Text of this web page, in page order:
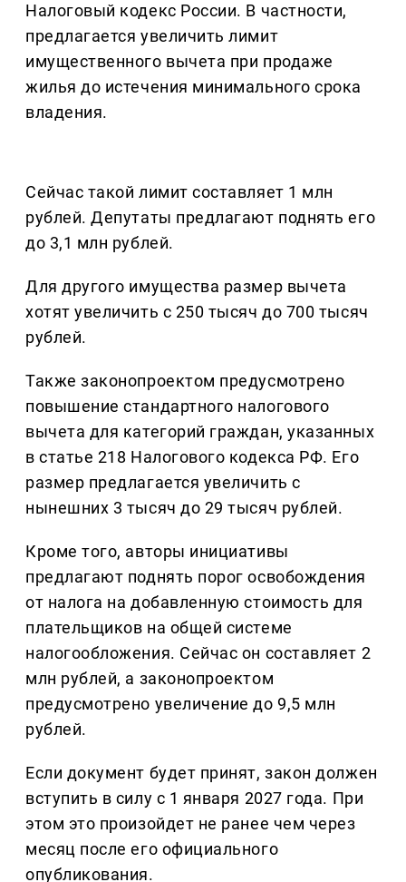
Налоговый кодекс России. В частности,
предлагается увеличить лимит
имущественного вычета при продаже
жилья до истечения минимального срока
владения.
Сейчас такой лимит составляет 1 млн
рублей. Депутаты предлагают поднять его
до 3,1 млн рублей.
Для другого имущества размер вычета
хотят увеличить с 250 тысяч до 700 тысяч
рублей.
Также законопроектом предусмотрено
повышение стандартного налогового
вычета для категорий граждан, указанных
в статье 218 Налогового кодекса РФ. Его
размер предлагается увеличить с
нынешних 3 тысяч до 29 тысяч рублей.
Кроме того, авторы инициативы
предлагают поднять порог освобождения
от налога на добавленную стоимость для
плательщиков на общей системе
налогообложения. Сейчас он составляет 2
млн рублей, а законопроектом
предусмотрено увеличение до 9,5 млн
рублей.
Если документ будет принят, закон должен
вступить в силу с 1 января 2027 года. При
этом это произойдет не ранее чем через
месяц после его официального
опубликования.